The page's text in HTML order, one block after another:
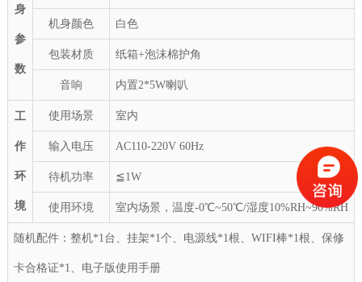
身
参
数
机身颜色 白色
包装材质 纸箱+泡沫棉护角
音响 内置2*5W喇叭
工
作
环
境
使用场景 室内
输入电压 AC1 1 0-220V60Hz
待机功率 ≦1W
使用环境 室内场景，温度‐0℃~50℃/湿度10%RH~90%RH
随机配件： 整机*1台 挂架*1个 电源线*1根 WIFI棒*1根 保修
卡合格证*1 电子版使用手册